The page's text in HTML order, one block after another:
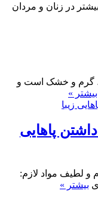
در زنان و مردان
گرم و خشک است و
بیشتر »
پاهایی
و لطیف مواد لازم:
بیشتر »